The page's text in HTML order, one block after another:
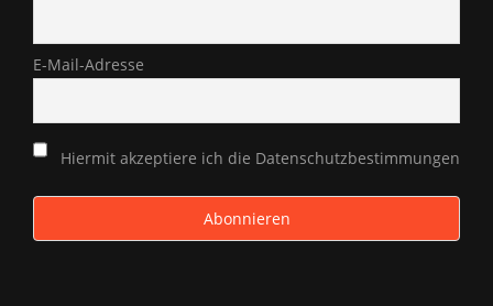
E-Mail-Adresse
Hiermit akzeptiere ich die Datenschutzbestimmungen